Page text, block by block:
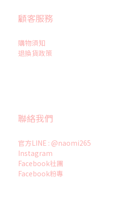
顧客服務
購物須知
退換貨政策
聯絡我們
官方LINE : @naomi265
Instagram
Facebook社團
Facebook粉專